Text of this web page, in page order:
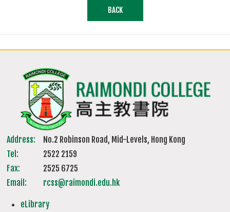
BACK
Address:
No.2 Robinson Road, Mid-Levels, Hong Kong
Tel:
2522 2159
Fax:
2525 6725
Email:
rcss@raimondi.edu.hk
eLibrary